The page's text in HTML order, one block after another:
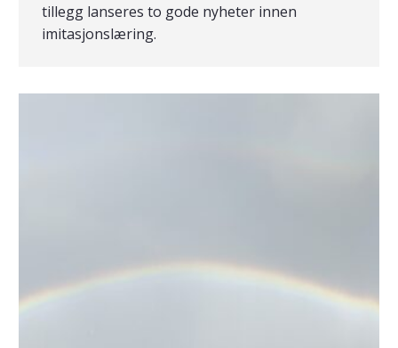
tillegg lanseres to gode nyheter innen
imitasjonslæring.